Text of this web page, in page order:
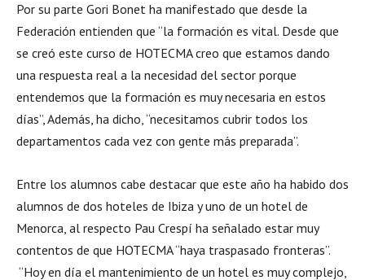
Por su parte Gori Bonet ha manifestado que desde la
Federación entienden que “la formación es vital. Desde que
se creó este curso de HOTECMA creo que estamos dando
una respuesta real a la necesidad del sector porque
entendemos que la formación es muy necesaria en estos
días”, Además, ha dicho, “necesitamos cubrir todos los
departamentos cada vez con gente más preparada”.
Entre los alumnos cabe destacar que este año ha habido dos
alumnos de dos hoteles de Ibiza y uno de un hotel de
Menorca, al respecto Pau Crespí ha señalado estar muy
contentos de que HOTECMA “haya traspasado fronteras”.
“Hoy en día el mantenimiento de un hotel es muy complejo,